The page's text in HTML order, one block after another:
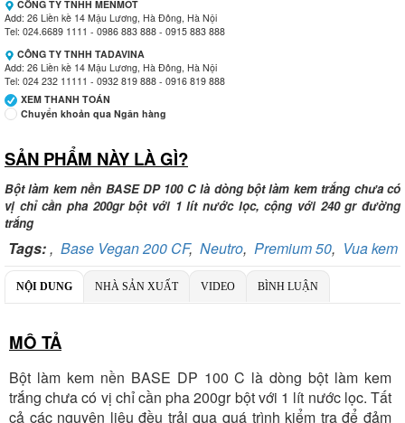
CÔNG TY TNHH MENMOT
Add: 26 Liền kề 14 Mậu Lương, Hà Đông, Hà Nội
Tel: 024.6689 1111 - 0986 883 888 - 0915 883 888
CÔNG TY TNHH TADAVINA
Add: 26 Liền kề 14 Mậu Lương, Hà Đông, Hà Nội
Tel: 024 232 11111 - 0932 819 888 - 0916 819 888
XEM THANH TOÁN
Chuyển khoản qua Ngân hàng
Ngân hàng Ngoại thương Việt Nam
Chi nhánh:
Chủ TK:
CÔNG TY TNHH MENMOT
Số TK:
069 1000 811 888
Chi nhánh:
Vietcombank Tây Hà Nội
069 1000 886 001
Ngân hàng Ngoại thương Việt Nam
Chi nhánh:
Chi nhánh Vietcombank Hà Nội
SẢN PHẨM NÀY LÀ GÌ?
Bột làm kem nền BASE DP 100 C là dòng bột làm kem trắng chưa có
vị chỉ cần pha 200gr bột với 1 lít nước lọc, cộng với 240 gr đường
trắng
Tags:, Base Vegan 200 CF, Neutro, Premium 50, Vua kem
NỘI DUNG NHÀ SẢN XUẤT VIDEO BÌNH LUẬN
MÔ TẢ
Bột làm kem nền BASE DP 100 C là dòng bột làm kem
trắng chưa có vị chỉ cần pha 200gr bột với 1 lít nước lọc. Tất
cả các nguyên liệu đều trải qua quá trình kiểm tra để đảm